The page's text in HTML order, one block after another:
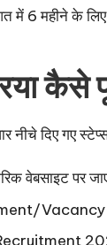
में 6 महीने के
कैसे
नीचे दिए गए
वेबसाइट पर